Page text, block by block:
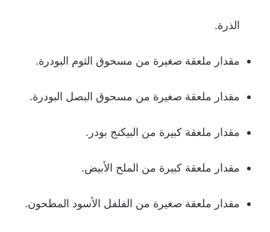
الذرة.
مقدار ملعقة صغيرة من مسحوق الثوم البودرة.
مقدار ملعقة صغيرة من مسحوق البصل البودرة.
مقدار ملعقة كبيرة من البيكنج بودر.
مقدار ملعقة كبيرة من الملح الأبيض.
مقدار ملعقة صغيرة من الفلفل الأسود المطحون.